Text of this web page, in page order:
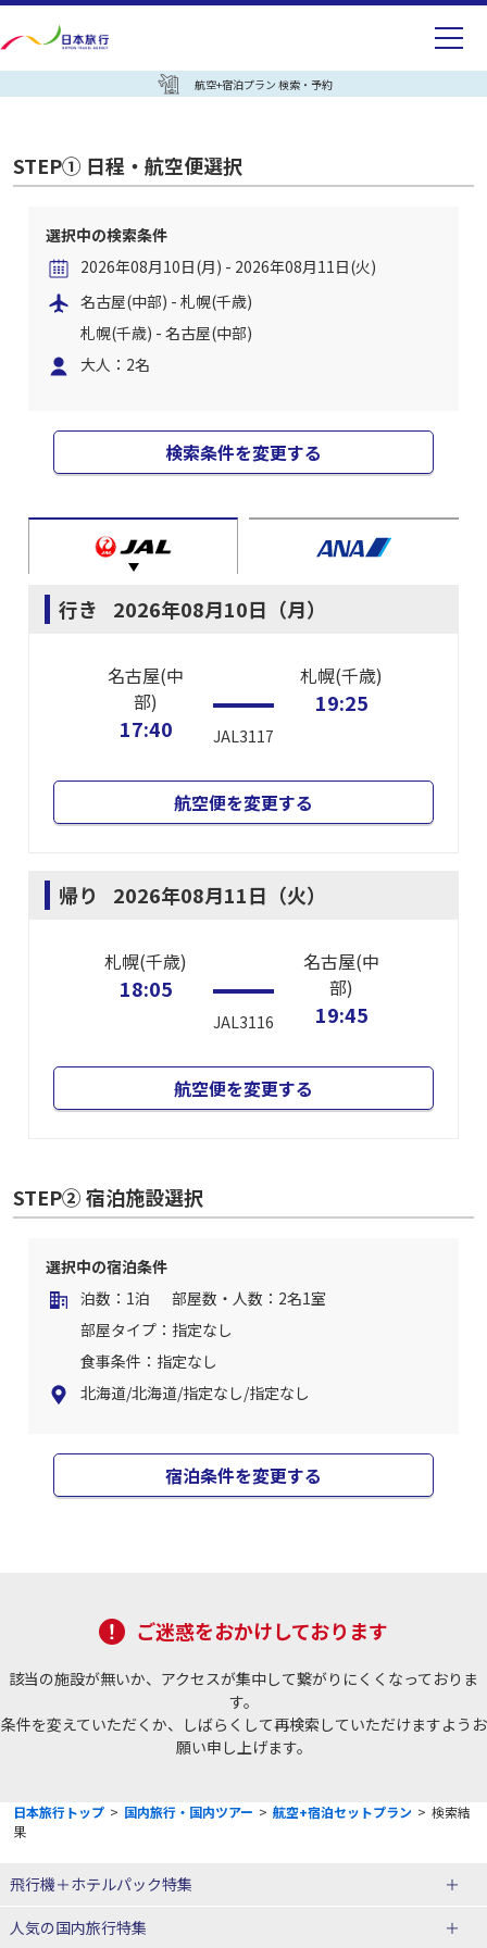
航空+宿泊プラン 検索・予約
STEP① 日程・航空便選択
選択中の検索条件
2026年08月10日(月) - 2026年08月11日(火)
名古屋(中部) - 札幌(千歳)
札幌(千歳) - 名古屋(中部)
大人：2名
検索条件を変更する
行き 2026年08月10日（月）
名古屋(中
部)
17:40 JAL3117
札幌(千歳)
19:25
航空便を変更する
帰り 2026年08月11日（火）
札幌(千歳)
18:05
JAL3116
名古屋(中
部)
19:45
航空便を変更する
STEP② 宿泊施設選択
選択中の宿泊条件
泊数：1泊
部屋数・人数：2名1室
部屋タイプ：指定なし
食事条件：指定なし
北海道/北海道/指定なし/指定なし
宿泊条件を変更する
ご迷惑をおかけしております
該当の施設が無いか、アクセスが集中して繋がりにくくなっておりま
す。
条件を変えていただくか、しばらくして再検索していただけますようお
願い申し上げます。
日本旅行トップ > 国内旅行・国内ツアー > 航空+宿泊セットプラン > 検索結
果
飛行機＋ホテルパック特集
赤い風船ダイナミックパッケージ
ＪＡＬで行く飛行機+ホテルパック
人気の国内旅行特集